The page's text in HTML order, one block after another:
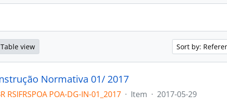
Table view Sort by:
Normativa 01/ 2017
RSIFRSPOA POA-DG-IN-01_2017 · Item · 2017-05-29